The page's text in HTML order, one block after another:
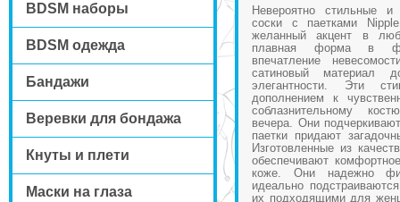
BDSM наборы
BDSM одежда
Бандажи
Веревки для бондажа
Кнуты и плети
Маски на глаза
Невероятно стильные
соски с паетками
желанный акцент в
плавная форма в
впечатление
сатиновый материал
элегантности. Эти
дополнением к
соблазнительному
вечера. Они
паетки придают
Изготовленные из
обеспечивают
коже. Они надежно
идеально
их подходящими для